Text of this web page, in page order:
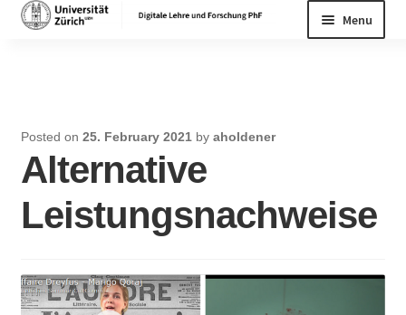
Skip
to
Skip
to
Menu
Posted on 25. February 2021 by aholdener
Alternative
Leistungsnachweise